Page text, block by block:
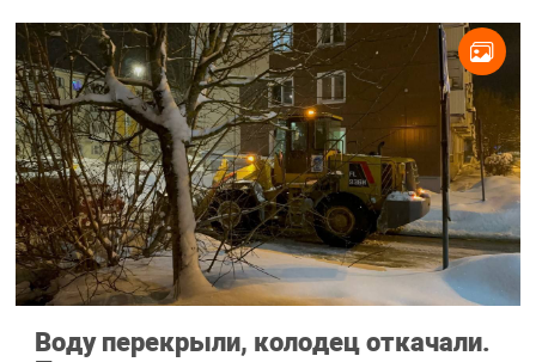
Воду перекрыли, колодец откачали.